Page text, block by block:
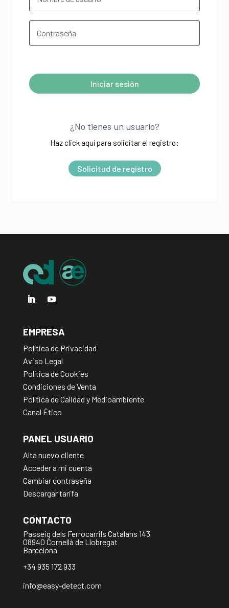
Iniciar sesión
:
¿No tienes un usuario?
Haz click aquí para solicitar el registro:
Solicitud de registro
EMPRESA
Política de Privacidad
Aviso Legal
Política de Cookies
Condiciones de Venta
Política de Calidad y Medioambiente
Canal Ético
PANEL USUARIO
Alta nuevo cliente
Acceder a mi cuenta
Cambiar contraseña
Descargar tarifa
CONTACTO
Passeig dels Ferrocarrils Catalans 143
08940 Cornellà de Llobregat
Barcelona
+34 935 172 933
info@easy-detect.com